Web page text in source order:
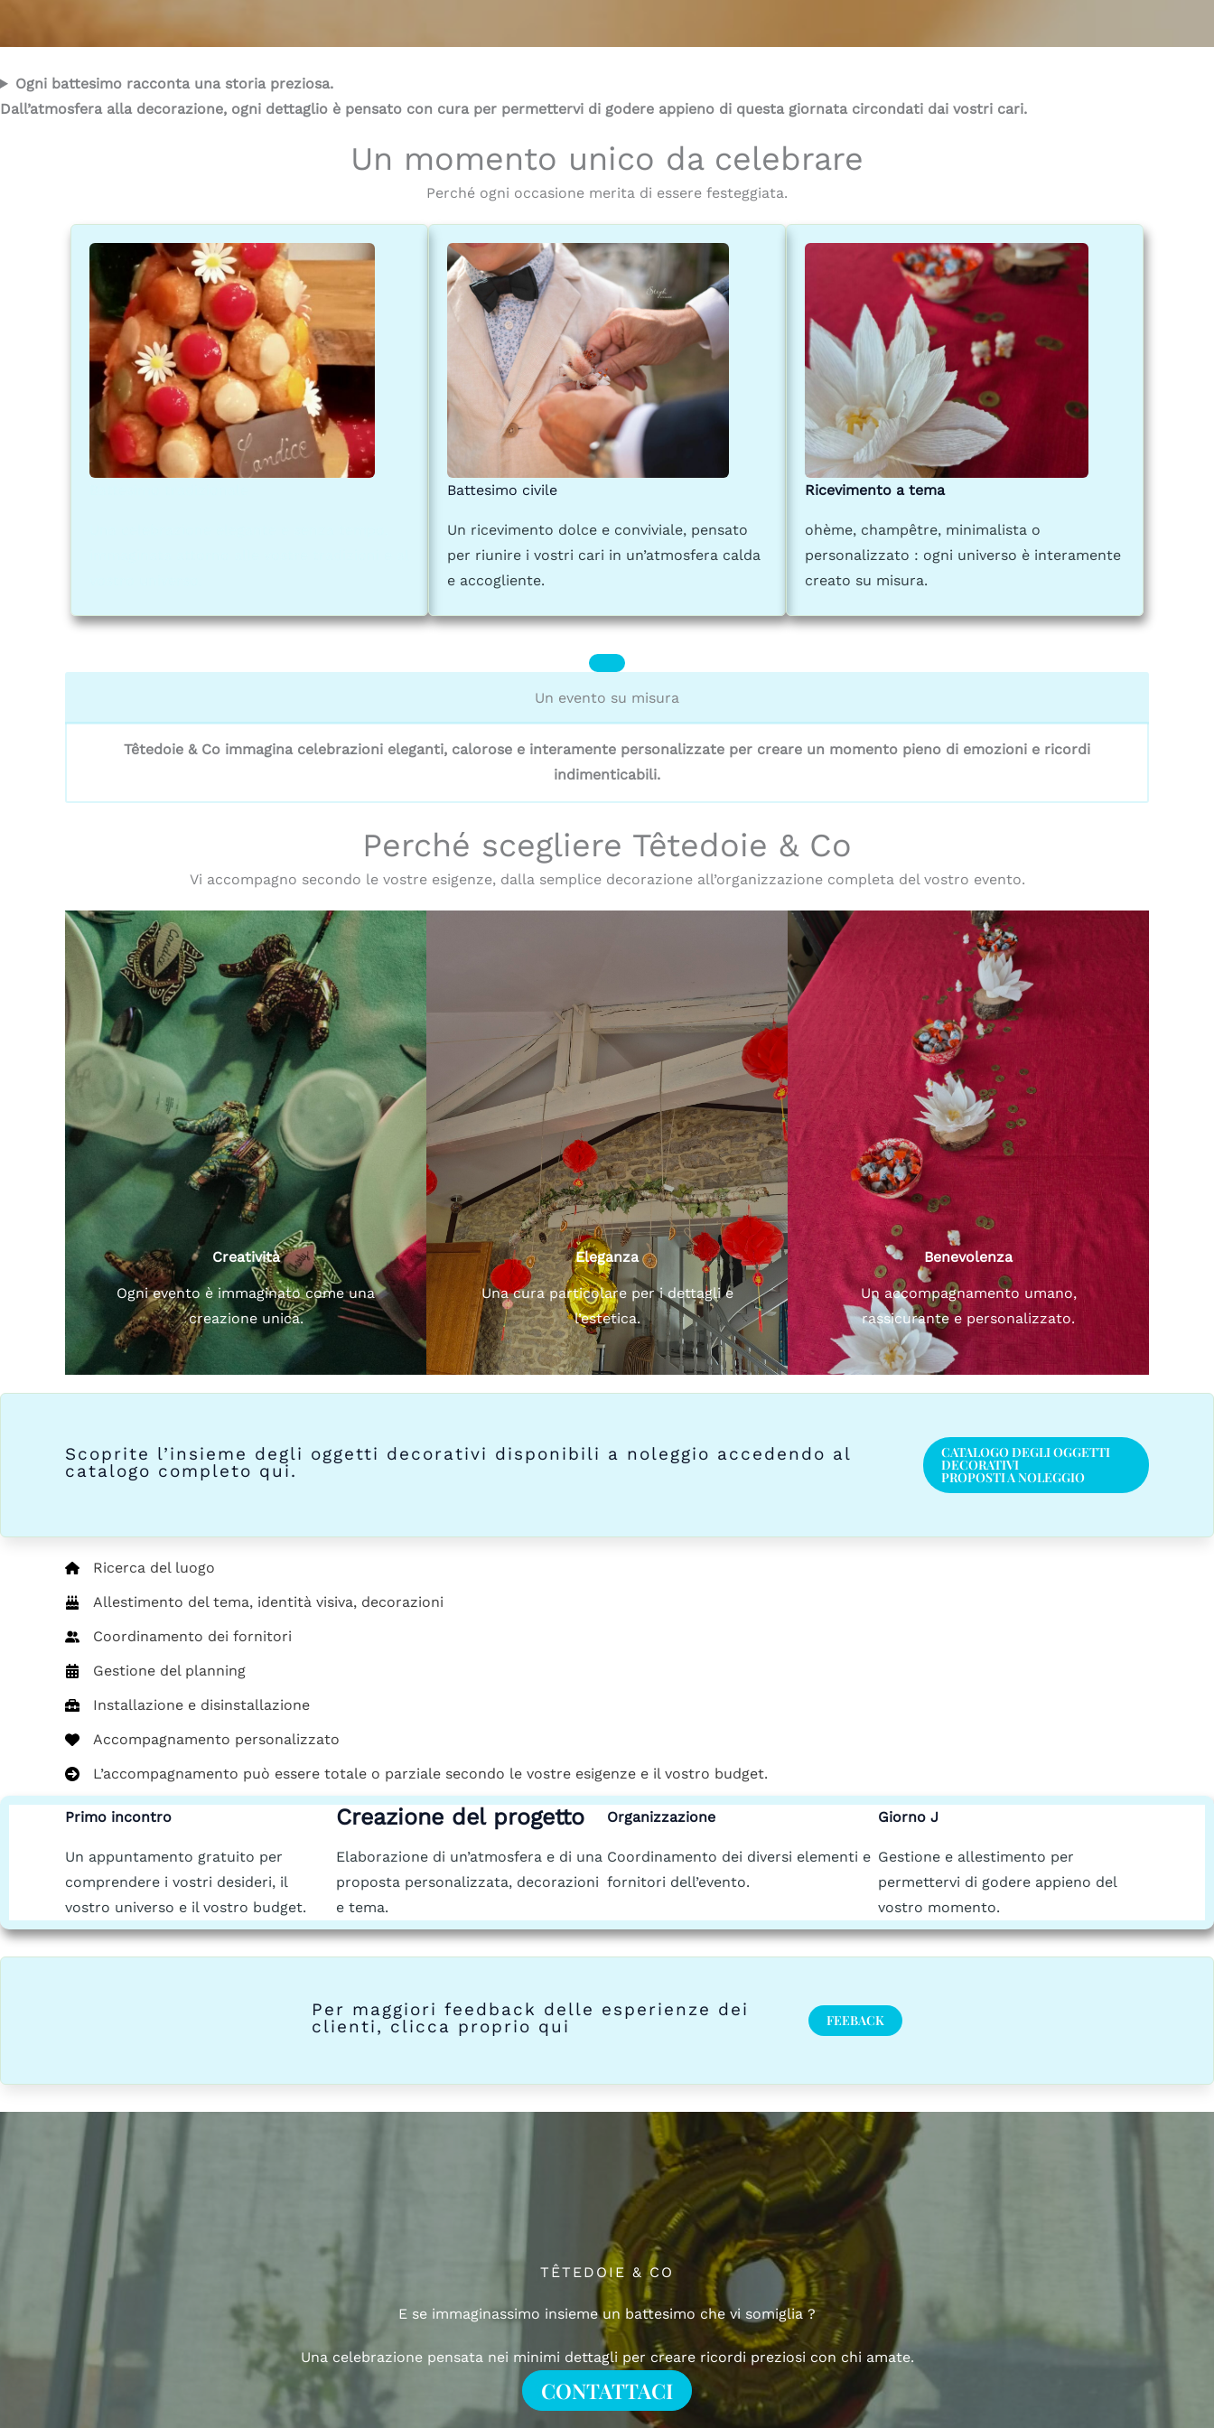
Ogni battesimo racconta una storia preziosa.
Dall’atmosfera alla decorazione, ogni dettaglio è pensato con cura per permettervi di godere appieno di questa giornata circondati dai vostri cari.
Un momento unico da celebrare
Perché ogni occasione merita di essere festeggiata.
Battesimo civile
Un ricevimento dolce e conviviale, pensato
per riunire i vostri cari in un’atmosfera calda
e accogliente.
Ricevimento a tema
ohème, champêtre, minimalista o
personalizzato : ogni universo è interamente
creato su misura.
Un evento su misura
Têtedoie & Co immagina celebrazioni eleganti, calorose e interamente personalizzate per creare un momento pieno di emozioni e ricordi
indimenticabili.
Perché scegliere Têtedoie & Co
Vi accompagno secondo le vostre esigenze, dalla semplice decorazione all’organizzazione completa del vostro evento.
Creatività
Ogni evento è immaginato come una
creazione unica.
Eleganza
Una cura particolare per i dettagli e
l’estetica.
Benevolenza
Un accompagnamento umano,
rassicurante e personalizzato.
Scoprite l’insieme degli oggetti decorativi disponibili a noleggio accedendo al
catalogo completo qui.
CATALOGO DEGLI OGGETTI
DECORATIVI
PROPOSTI A NOLEGGIO
Ricerca del luogo
Allestimento del tema, identità visiva, decorazioni
Coordinamento dei fornitori
Gestione del planning
Installazione e disinstallazione
Accompagnamento personalizzato
L’accompagnamento può essere totale o parziale secondo le vostre esigenze e il vostro budget.
Primo incontro
Un appuntamento gratuito per
comprendere i vostri desideri, il
vostro universo e il vostro budget.
Creazione del progetto
Elaborazione di un’atmosfera e di una
proposta personalizzata, decorazioni
e tema.
Organizzazione
Coordinamento dei diversi elementi e
fornitori dell’evento.
Giorno J
Gestione e allestimento per
permettervi di godere appieno del
vostro momento.
Per maggiori feedback delle esperienze dei
clienti, clicca proprio qui
FEEBACK
TÊTEDOIE & CO
E se immaginassimo insieme un battesimo che vi somiglia ?
Una celebrazione pensata nei minimi dettagli per creare ricordi preziosi con chi amate.
CONTATTACI